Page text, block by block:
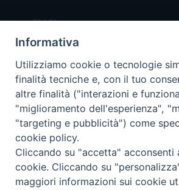
Chi Siamo
Redazione
Scrivici
Copyright © 2019 - Tutti i
Trentina Editrice
Privacy Policy
Informativa
Utilizziamo cookie o tecnologie
finalità tecniche e, con il tuo
altre finalità ("interazioni e
"miglioramento dell'esperienza",
"targeting e pubblicità") come
cookie policy.
Cliccando su "accetta" acconsenti
cookie. Cliccando su
maggiori informazioni sui cookie